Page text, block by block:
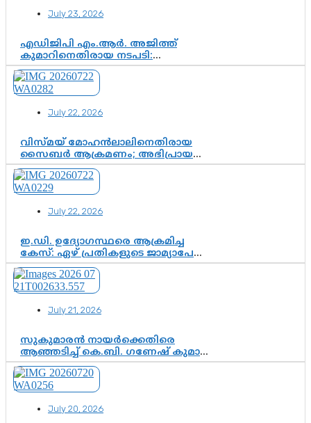
വഴിത്തിരിവ്
July 23, 2026
എഡിജിപി എം.ആർ. അജിത്ത്
കുമാറിനെതിരായ നടപടി:
സസ്പെൻഷനിൽ ഒതുങ്ങുമോ,
അതോ കൂടുതൽ കടുത്ത
നടപടികളിലേക്കോ?
July 22, 2026
വിസ്മയ് മോഹൻലാലിനെതിരായ
സൈബർ ആക്രമണം; അഭിപ്രായ
സ്വാതന്ത്ര്യത്തെ നിശ്ശബ്ദമാക്കുന്ന
ഡിജിറ്റൽ ഗുണ്ടായിസത്തിന് അറുതി
വേണം
July 22, 2026
ഇ.ഡി. ഉദ്യോഗസ്ഥരെ ആക്രമിച്ച
കേസ്: ഏഴ് പ്രതികളുടെ ജാമ്യാപേക്ഷ
വീണ്ടും തള്ളി; അന്വേഷണം തുടരാൻ
കോടതി അനുമതി
July 21, 2026
സുകുമാരൻ നായർക്കെതിരെ
ആഞ്ഞടിച്ച് കെ.ബി. ഗണേഷ് കുമാർ,
വി.ഡി. സതീശന് പൂർണ പിന്തുണ
July 20, 2026